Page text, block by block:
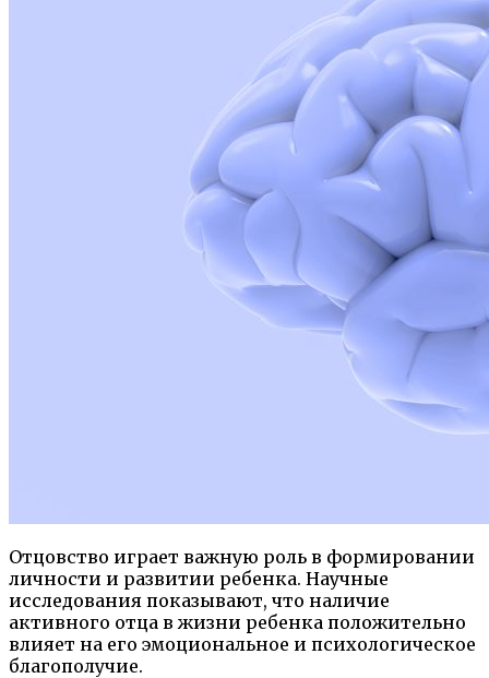
Отцовство играет важную роль в формировании
личности и развитии ребенка. Научные
исследования показывают, что наличие
активного отца в жизни ребенка положительно
влияет на его эмоциональное и психологическое
благополучие.